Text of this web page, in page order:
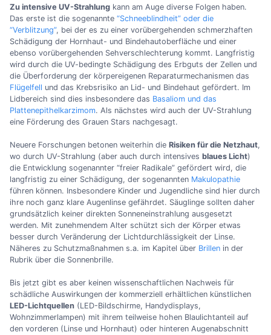
Zu intensive UV-Strahlung kann am Auge diverse Folgen haben.
Das erste ist die sogenannte “Schneeblindheit” oder die
“Verblitzung”, bei der es zu einer vorübergehenden schmerzhaften
Schädigung der Hornhaut- und Bindehautoberfläche und einer
ebenso vorübergehenden Sehverschlechterung kommt. Langfristig
wird durch die UV-bedingte Schädigung des Erbguts der Zellen und
die Überforderung der körpereigenen Reparaturmechanismen das
Flügelfell und das Krebsrisiko an Lid- und Bindehaut gefördert. Im
Lidbereich sind dies insbesondere das Basaliom und das
Plattenepithelkarzimom. Als nächstes wird auch der UV-Strahlung
eine Förderung des Grauen Stars nachgesagt.
Neuere Forschungen betonen weiterhin die Risiken für die Netzhaut,
wo durch UV-Strahlung (aber auch durch intensives blaues Licht)
die Entwicklung sogenannter “freier Radikale” gefördert wird, die
langfristig zu einer Schädigung, der sogenannten Makulopathie
führen können. Insbesondere Kinder und Jugendliche sind hier durch
ihre noch ganz klare Augenlinse gefährdet. Säuglinge sollten daher
grundsätzlich keiner direkten Sonneneinstrahlung ausgesetzt
werden. Mit zunehmendem Alter schützt sich der Körper etwas
besser durch Veränderung der Lichtdurchlässigkeit der Linse.
Näheres zu Schutzmaßnahmen s.a. im Kapitel über Brillen in der
Rubrik über die Sonnenbrille.
Bis jetzt gibt es aber keinen wissenschaftlichen Nachweis für
schädliche Auswirkungen der kommerziell erhältlichen künstlichen
LED-Lichtquellen (LED-Bildschirme, Handydisplays,
Wohnzimmerlampen) mit ihrem teilweise hohen Blaulichtanteil auf
den vorderen (Linse und Hornhaut) oder hinteren Augenabschnitt